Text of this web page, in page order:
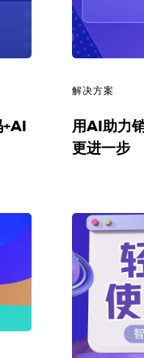
解决方案
用AI助力
更进一步